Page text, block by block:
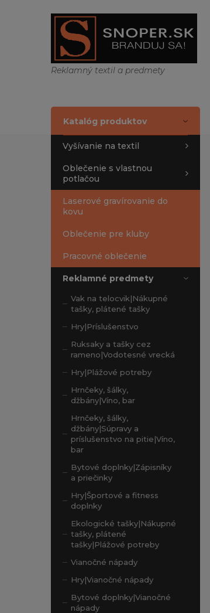
Reklamný textil a predmety
Katalóg produktov
Vyšívanie na textil
Oblečenie s vlastnou
potlačou
Laserové gravírovanie do
kovu
Oblečenie pre kluby
Pracovné oblečenie
Reklamné predmety
Vak na telocvik|Nákupné
tašky, plátené tašky
Hry|Príslušenstvo
Ruksaky a tašky cez
rameno|Vodotesné vrecká
Hry|Plážové potreby
Hrnčeky, šálky,
džbány|Víno, bar
Hrnčeky, šálky,
džbány|Súpravy a
príslušenstvo na pitie|Víno,
bar
Bytové doplnky|Zápisníky
a priečinky
Hry|Športové a fitness
doplnky
Ekologické tašky|Nákupné
tašky, plátené
tašky|Plážové potreby
Vianočné nápady
Hry|Vianočné nápady
Bytové doplnky|Vianočné
nápady